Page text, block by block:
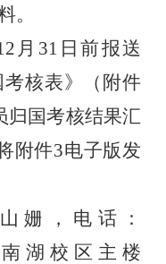
。
月 31 日前报送
考核表》（附件
归国考核结果汇
附件3电子版发
姗，电话：
湖校区主楼